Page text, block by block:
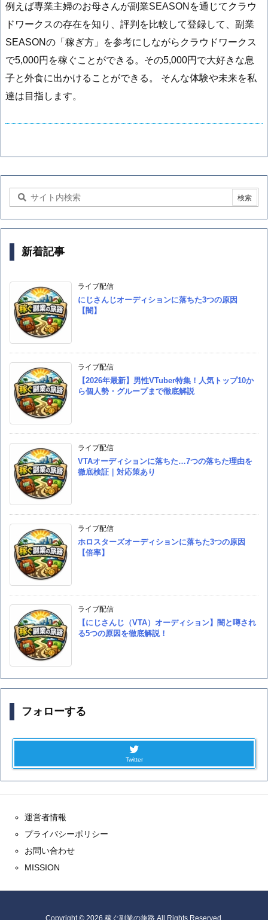
例えば専業主婦のお母さんが副業SEASONを通じてクラウ
ドワークスの存在を知り、評判を比較して登録して、副業
SEASONの「稼ぎ方」を参考にしながらクラウドワークス
で5,000円を稼ぐことができる。その5,000円で大好きな息
子と外食に出かけることができる。 そんな体験や未来を私
達は目指します。
新着記事
ライブ配信
にじさんじオーディションに落ちた3つの原因
【闇】
ライブ配信
【2026年最新】男性VTuber特集！人気トップ10か
ら個人勢・グループまで徹底解説
ライブ配信
VTAオーディションに落ちた…7つの落ちた理由を
徹底検証｜対応策あり
ライブ配信
ホロスターズオーディションに落ちた3つの原因
【倍率】
ライブ配信
【にじさんじ（VTA）オーディション】闇と噂され
る5つの原因を徹底解説！
フォローする
Twitter
運営者情報
プライバシーポリシー
お問い合わせ
MISSION
Copyright © 2026 稼ぐ副業の旅路All Rights Reserved.